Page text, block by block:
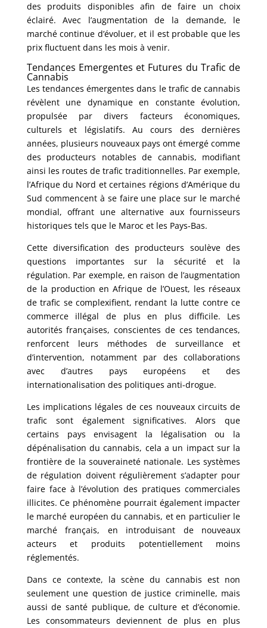
des produits disponibles afin de faire un choix
éclairé. Avec l’augmentation de la demande, le
marché continue d’évoluer, et il est probable que les
prix fluctuent dans les mois à venir.
Tendances Emergentes et Futures du Trafic de
Cannabis
Les tendances émergentes dans le trafic de cannabis
révèlent une dynamique en constante évolution,
propulsée par divers facteurs économiques,
culturels et législatifs. Au cours des dernières
années, plusieurs nouveaux pays ont émergé comme
des producteurs notables de cannabis, modifiant
ainsi les routes de trafic traditionnelles. Par exemple,
l’Afrique du Nord et certaines régions d’Amérique du
Sud commencent à se faire une place sur le marché
mondial, offrant une alternative aux fournisseurs
historiques tels que le Maroc et les Pays-Bas.
Cette diversification des producteurs soulève des
questions importantes sur la sécurité et la
régulation. Par exemple, en raison de l’augmentation
de la production en Afrique de l’Ouest, les réseaux
de trafic se complexifient, rendant la lutte contre ce
commerce illégal de plus en plus difficile. Les
autorités françaises, conscientes de ces tendances,
renforcent leurs méthodes de surveillance et
d’intervention, notamment par des collaborations
avec d’autres pays européens et des
internationalisation des politiques anti-drogue.
Les implications légales de ces nouveaux circuits de
trafic sont également significatives. Alors que
certains pays envisagent la légalisation ou la
dépénalisation du cannabis, cela a un impact sur la
frontière de la souveraineté nationale. Les systèmes
de régulation doivent régulièrement s’adapter pour
faire face à l’évolution des pratiques commerciales
illicites. Ce phénomène pourrait également impacter
le marché européen du cannabis, et en particulier le
marché français, en introduisant de nouveaux
acteurs et produits potentiellement moins
réglementés.
Dans ce contexte, la scène du cannabis est non
seulement une question de justice criminelle, mais
aussi de santé publique, de culture et d’économie.
Les consommateurs deviennent de plus en plus